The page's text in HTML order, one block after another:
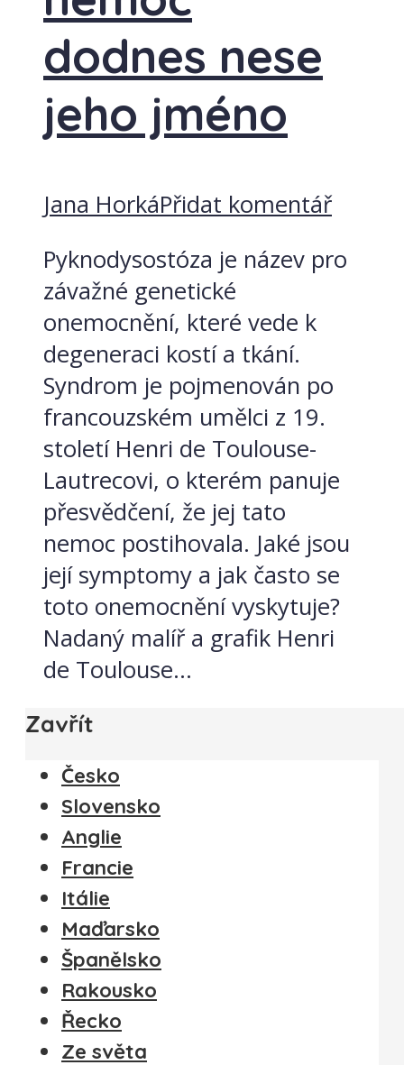
dodnes nese
jeho jméno
Jana HorkáPřidat komentář
Pyknodysostóza je název pro
závažné genetické
onemocnění, které vede k
degeneraci kostí a tkání.
Syndrom je pojmenován po
francouzském umělci z 19.
století Henri de Toulouse-
Lautrecovi, o kterém panuje
přesvědčení, že jej tato
nemoc postihovala. Jaké jsou
její symptomy a jak často se
toto onemocnění vyskytuje?
Nadaný malíř a grafik Henri
de Toulouse...
Zavřít
Česko
Slovensko
Anglie
Francie
Itálie
Maďarsko
Španělsko
Rakousko
Řecko
Ze světa